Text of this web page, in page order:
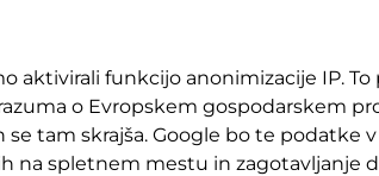
aktivirali funkcijo anonimizacije IP.
o Evropskem gospodarskem
se tam skrajša. Google bo te
na spletnem mestu in